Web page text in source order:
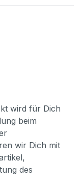
wird für Dich
beim
wir Dich mit
des